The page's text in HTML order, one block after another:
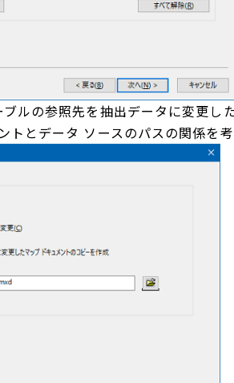
ルの参照先を抽出データに変更
トとデータ ソースのパスの関係を